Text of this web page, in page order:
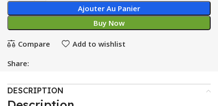
Ajouter Au Panier
Buy Now
Compare Add to wishlist
Share:
DESCRIPTION